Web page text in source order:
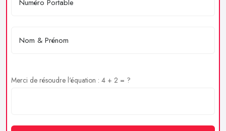
Merci de résoudre l'équation : 4 + 2 = ?